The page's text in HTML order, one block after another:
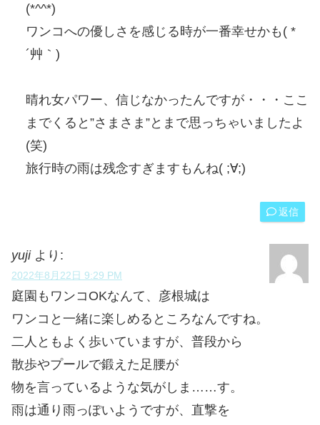
(*^^*)
ワンコへの優しさを感じる時が一番幸せかも( *
´艸｀)
晴れ女パワー、信じなかったんですが・・・ここ
までくると”さまさま”とまで思っちゃいましたよ
(笑)
旅行時の雨は残念すぎますもんね( ;∀;)
返信
yuji より:
2022年8月22日 9:29 PM
庭園もワンコOKなんて、彦根城は
ワンコと一緒に楽しめるところなんですね。
二人ともよく歩いていますが、普段から
散歩やプールで鍛えた足腰が
物を言っているような気がしま……す。
雨は通り雨っぽいようですが、直撃を